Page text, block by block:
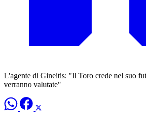
L'agente di Gineitis: "Il Toro crede nel suo
verranno valutate"